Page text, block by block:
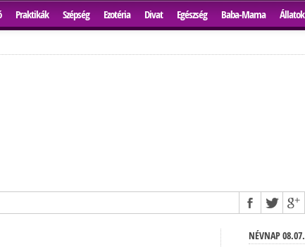
Praktikák Szépség Ezotéria Divat Egészség Baba-Mama Állatok
NÉVNAP 08.07.